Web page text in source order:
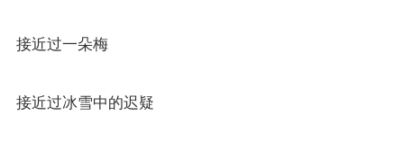
接近过一朵梅
接近过冰雪中的迟疑